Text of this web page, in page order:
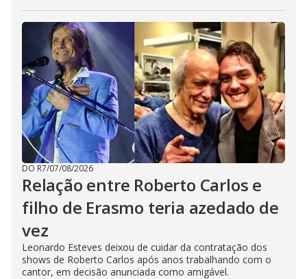
DO R7/07/08/2026
Relação entre Roberto Carlos e
filho de Erasmo teria azedado de
vez
Leonardo Esteves deixou de cuidar da contratação dos
shows de Roberto Carlos após anos trabalhando com o
cantor, em decisão anunciada como amigável.